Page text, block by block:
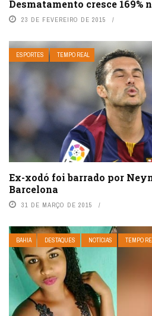
Desmatamento cresce 169%
23 DE FEVEREIRO DE 2015
ESPORTES TEMPO REAL
Ex-xodó foi barrado por
Barcelona
31 DE MARÇO DE 2015
BAHIA DESTAQUES NOTÍCIAS TEMPO